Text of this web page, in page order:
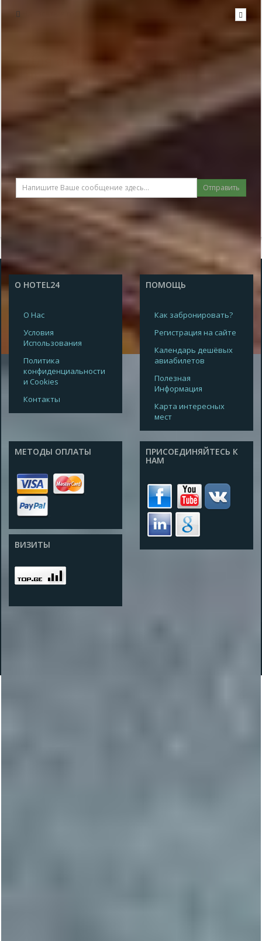
Для отправки сообщения
необходима авторизация на
Отправить
О HOTEL24
О Нас
Условия
Использования
Политика
конфиденциальности
и Cookies
Контакты
ПОМОЩЬ
Как забронировать?
Регистрация на сайте
Календарь дешёвых
авиабилетов
Полезная
Информация
Карта интересных
мест
МЕТОДЫ ОПЛАТЫ
ВИЗИТЫ
ПРИСОЕДИНЯЙТЕСЬ К
НАМ